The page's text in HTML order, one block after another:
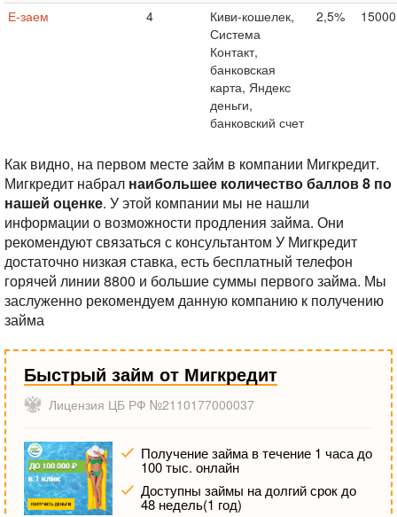
Е-заем 4
Киви-кошелек,
Система
Контакт,
банковская
карта, Яндекс
деньги,
банковский счет
2,5%
Как видно, на первом месте займ в компании Мигкредит.
Мигкредит набрал наибольшее количество баллов 8 по
нашей оценке. У этой компании мы не нашли
информации о возможности продления займа. Они
рекомендуют связаться с консультантом У Мигкредит
достаточно низкая ставка, есть бесплатный телефон
горячей линии 8800 и большие суммы первого займа. Мы
заслуженно рекомендуем данную компанию к получению
займа
Быстрый займ от Мигкредит
Лицензия ЦБ РФ №2110177000037
Получение займа в течение 1 часа до
100 тыс. онлайн
Доступны займы на долгий срок до
48 недель(1 год)